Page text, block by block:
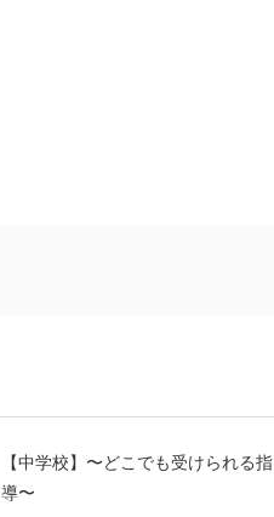
【中学校】〜どこでも受けられる指
導〜